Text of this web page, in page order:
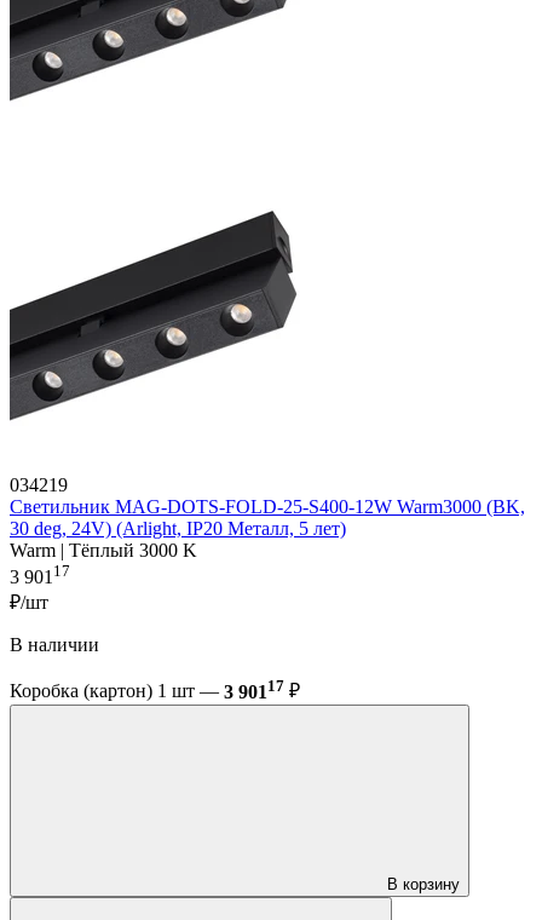
034219
Светильник MAG-DOTS-FOLD-25-S400-12W Warm3000 (BK,
30 deg, 24V) (Arlight, IP20 Металл, 5 лет)
Warm | Тёплый 3000 K
3 901 17
₽/шт
В наличии
Коробка (картон) 1 шт — 3 901 17 ₽
В корзину